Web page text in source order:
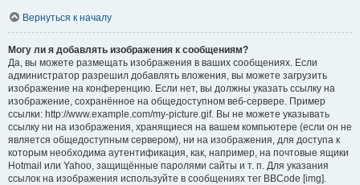
Вернуться к началу
Могу ли я добавлять изображения к сообщениям?
Да, вы можете размещать изображения в ваших сообщениях. Если
администратор разрешил добавлять вложения, вы можете загрузить
изображение на конференцию. Если нет, вы должны указать ссылку на
изображение, сохранённое на общедоступном веб-сервере. Пример
ссылки: http://www.example.com/my-picture.gif. Вы не можете указывать
ссылку ни на изображения, хранящиеся на вашем компьютере (если он не
является общедоступным сервером), ни на изображения, для доступа к
которым необходима аутентификация, как, например, на почтовые ящики
Hotmail или Yahoo, защищённые паролями сайты и т. п. Для указания
ссылок на изображения используйте в сообщениях тег BBCode [img].